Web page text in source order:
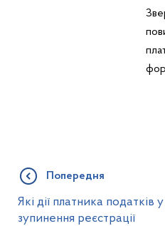
Попередня
Які дії платника податків у
зупинення реєстрації